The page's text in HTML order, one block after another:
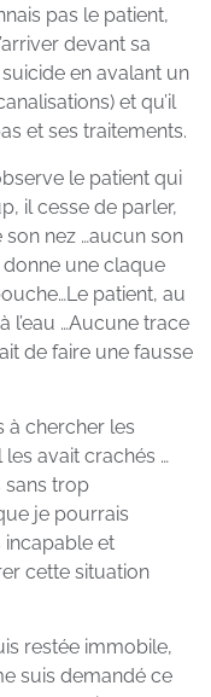
pas le patient,
devant sa
en avalant un
et qu’il
et ses traitements.
le patient qui
il cesse de parler,
son nez …aucun son
donne une claque
patient, au
l’eau …Aucune trace
de faire une fausse
à chercher les
avait crachés …
sans trop
je pourrais
incapable et
cette situation
restée immobile,
suis demandé ce